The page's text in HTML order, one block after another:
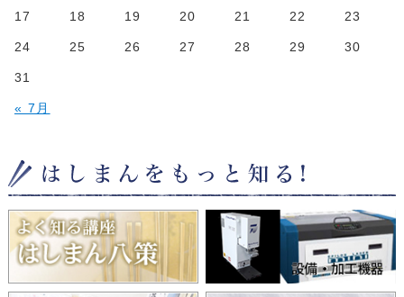
« 7月
17 18 19 20 21 22 23
24 25 26 27 28 29 30
31